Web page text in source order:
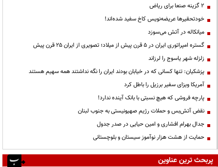
۲ گزینه صنعا برای ریاض
خودتحقیرها عریضه‌نویس کاخ سفید شده‌اند!
میانکاله در آتش می‌سوزد
گستره امپراتوری ایران در ۵ قرن پیش از میلاد؛ تصویری از ایران ۲۵ قرن پیش
زلزله شهر یاسوج را لرزاند
پزشکیان: تنها کسانی که در خیابان بودند ایران را نگه نداشتند همه سهیم هستند
آمریکا ویزای سفیر برزیل را باطل کرد
پارچه فروشی که هیچ نسبتی با بانک آینده ندارد!
نقض آتش‌بس و حملات رژیم صهیونیستی به جنوب لبنان
جدال بهرام افشاری و امین حیایی در صدر جدول
حمایت از هشت هزار نوآموز سیستان و بلوچستانی
پربحث ترین عناوین